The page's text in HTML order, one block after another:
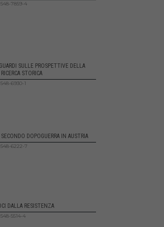
7859-4
SULLE PROSPETTIVE DELLA
STORICA
6930-1
DOPOGUERRA IN AUSTRIA
6222-7
DALLA RESISTENZA
5514-4